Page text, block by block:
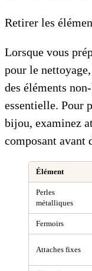
Retirer les
Lorsque vous
pour le
des éléments
essentielle. Pour
bijou, examinez
composant avant
Élément
Perles
métalliques
Fermoirs
Attaches fixes